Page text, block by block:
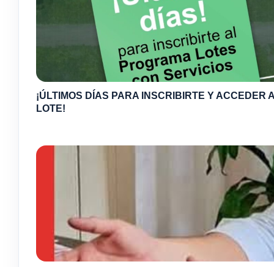
¡ÚLTIMOS DÍAS PARA INSCRIBIRTE Y ACCEDER
LOTE!